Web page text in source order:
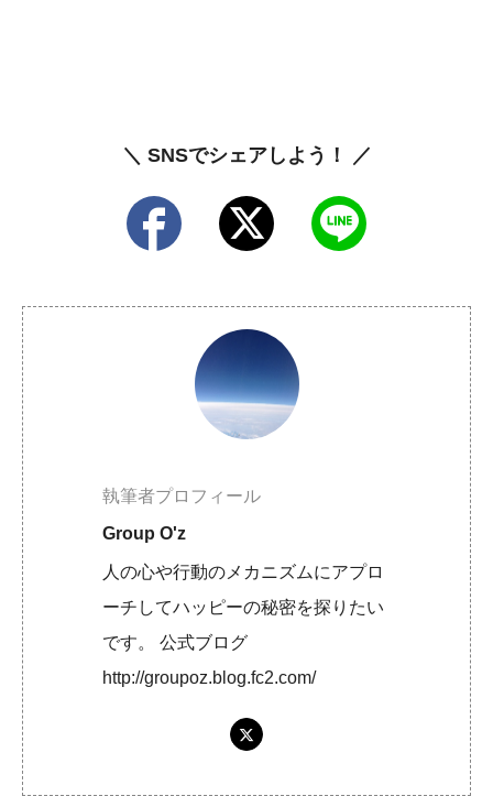
＼ SNSでシェアしよう！ ／
執筆者プロフィール
Group O'z
人の心や行動のメカニズムにアプロ
ーチしてハッピーの秘密を探りたい
です。 公式ブログ
http://groupoz.blog.fc2.com/